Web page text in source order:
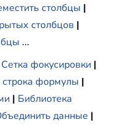
столбцы |
столбцов |
...
Сетка фокусировки |
формулы |
| Библиотека
данные |